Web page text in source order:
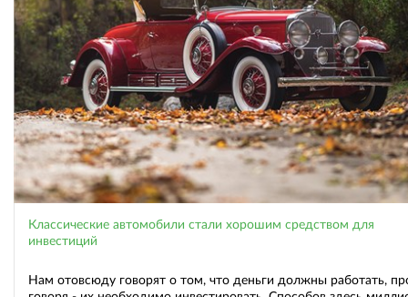
Классические автомобили стали хорошим средством для
инвестиций
Нам отовсюду говорят о том, что деньги должны работать,